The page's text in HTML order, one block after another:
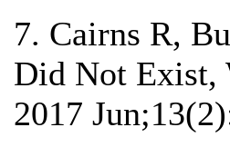
7. Cairns R,
Did Not Exist,
2017